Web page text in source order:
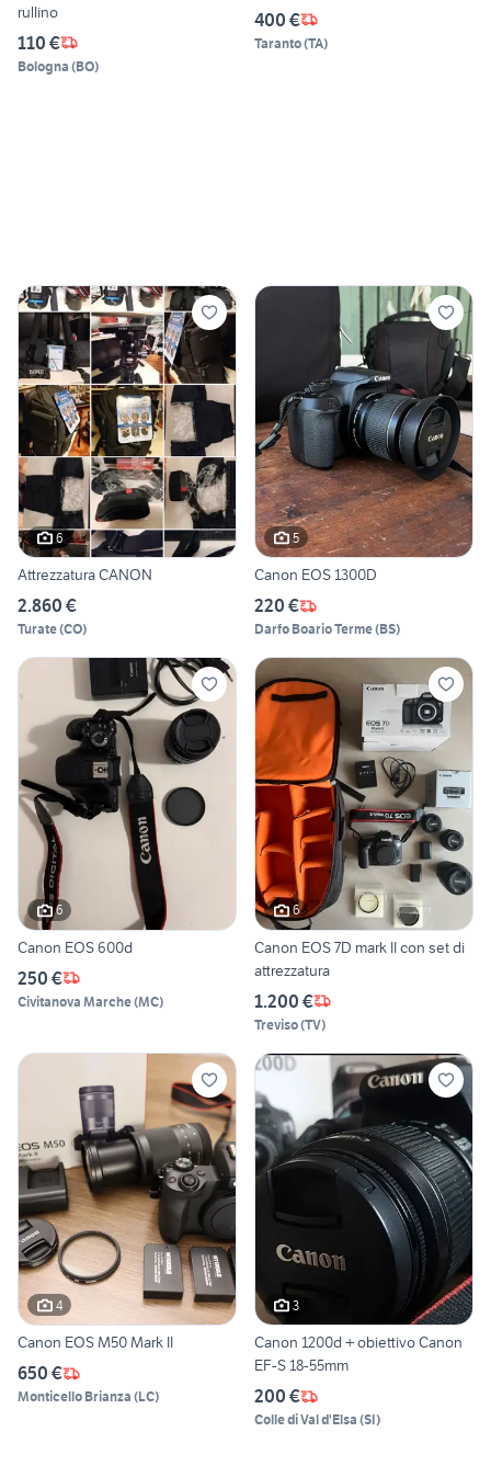
rullino
110 €
Bologna (BO)
400 €
Taranto(TA)
6
Attrezzatura CANON
2.860 €
Turate(CO)
5
Canon EOS 1300D
220 €
Darfo Boario Terme(BS)
6
Canon EOS 600d
250 €
Civitanova Marche(MC)
6
Canon EOS 7D mark II con set di
attrezzatura
1.200 €
Treviso(TV)
4
Canon EOS M50 Mark II
650 €
Monticello Brianza (LC)
3
Canon 1200d + obiettivo Canon
EF-S 18-55mm
200 €
Colle di Val d'Elsa (SI)